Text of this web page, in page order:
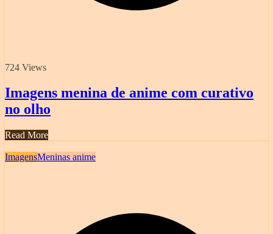
724 Views
Imagens menina de anime com curativo
no olho
Read More
ImagensMeninas anime